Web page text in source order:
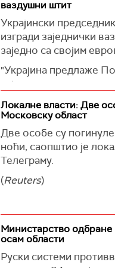
Они једноставно не
Медведев о европским
несреће увек
"И такав сукоб има
употребом оружја за
председник.
(Reuters
ваздушни штит
Украјински
изгради заједнички
заједно са својим
"Украјина предлаже
заједнички, потпуно
је Зеленски у
видео-линка.
(Reuters)
Локалне власти: Две
Московску област
Две особе су
ноћи, саопштио је
Телеграму.
(Reuters)
Министарство
осам области
Руски системи